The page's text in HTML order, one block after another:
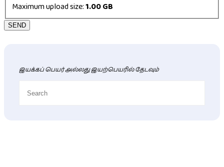
Maximum upload size:1.00 GB
SEND
இயக்கப் பெயர் அல்லது இயற்பெயரில் தேடவும்